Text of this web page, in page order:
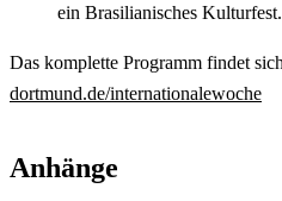
ein Brasilianisches Kulturfest.
Das komplette Programm findet
dortmund.de/internationalewoche
Anhänge